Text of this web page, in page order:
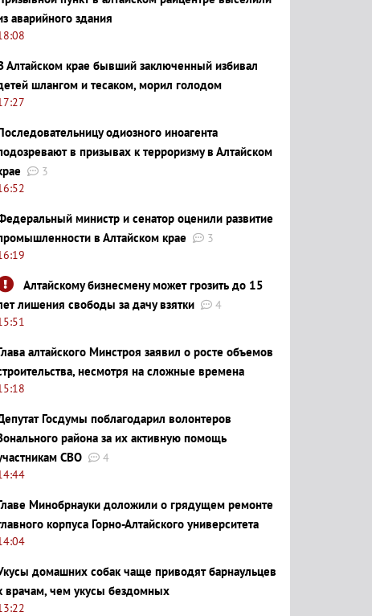
аварийного здания
Алтайском крае бывший заключенный избивал
шлангом и тесаком, морил голодом
одиозного иноагента
в призывах к терроризму в Алтайском
3
министр и сенатор оценили развитие
в Алтайском крае
3
Алтайскому бизнесмену может грозить до 15
лишения свободы за дачу взятки
4
алтайского Минстроя заявил о росте объемов
несмотря на сложные времена
Госдумы поблагодарил волонтеров
района за их активную помощь
СВО
4
Минобрнауки доложили о грядущем ремонте
корпуса Горно-Алтайского университета
домашних собак чаще приводят барнаульцев
врачам, чем укусы бездомных